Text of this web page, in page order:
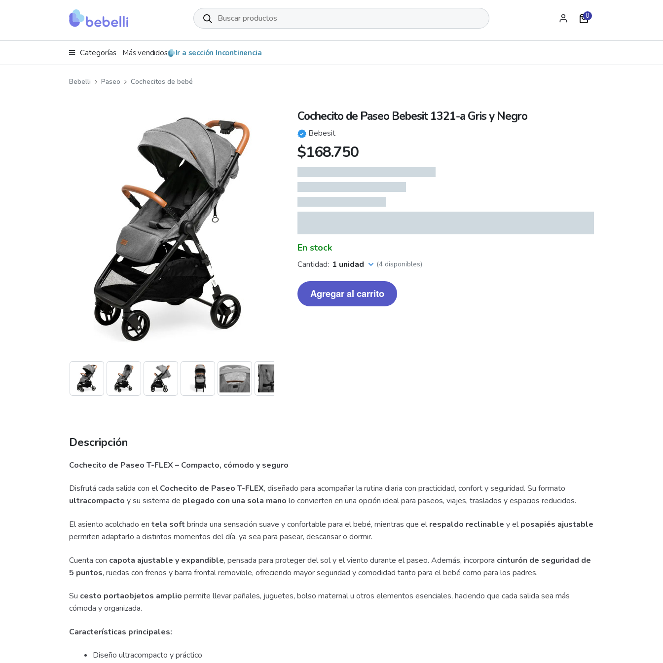
Products
search 0
Categorías Más vendidos Ir a sección Incontinencia
Bebelli Paseo Cochecitos de bebé
Cochecito de Paseo Bebesit 1321-a Gris y Negro
Bebesit
$168.750
En stock
Cantidad: 1 unidad (4 disponibles)
Agregar al carrito
Descripción
Cochecito de Paseo T-FLEX – Compacto, cómodo y seguro
Disfrutá cada salida con elCochecito de Paseo T-FLEX, diseñado para acompañar la rutina diaria con practicidad, confort y seguridad. Su formato
ultracompacto y su sistema de plegado con una sola mano lo convierten en una opción ideal para paseos, viajes, traslados y espacios reducidos.
El asiento acolchado entela soft brinda una sensación suave y confortable para el bebé, mientras que elrespaldo reclinable y elposapiés ajustable
permiten adaptarlo a distintos momentos del día, ya sea para pasear, descansar o dormir.
Cuenta con capota ajustable y expandible, pensada para proteger del sol y el viento durante el paseo. Además, incorpora cinturón de seguridad de
5 puntos, ruedas con frenos y barra frontal removible, ofreciendo mayor seguridad y comodidad tanto para el bebé como para los padres.
Su cesto portaobjetos amplio permite llevar pañales, juguetes, bolso maternal u otros elementos esenciales, haciendo que cada salida sea más
cómoda y organizada.
Características principales:
Diseño ultracompacto y práctico